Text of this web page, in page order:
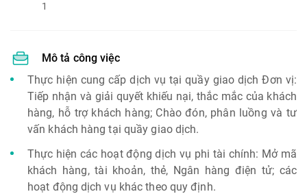
1
Mô tả công việc
Thực hiện cung cấp dịch vụ tại quầy giao dịch Đơn vị:
Tiếp nhận và giải quyết khiếu nại, thắc mắc của khách
hàng, hỗ trợ khách hàng; Chào đón, phân luồng và tư
vấn khách hàng tại quầy giao dịch.
Thực hiện các hoạt động dịch vụ phi tài chính: Mở mã
khách hàng, tài khoản, thẻ, Ngân hàng điện tử; các
hoạt động dịch vụ khác theo quy định.